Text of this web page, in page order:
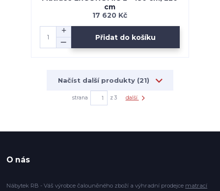
cm
17 620 Kč
Přidat do košíku
Načíst další produkty (21)
strana z 3 další
O nás
Nábytek RB - Váš výrobce čalouněného zboží a výhradní prodejce matrací